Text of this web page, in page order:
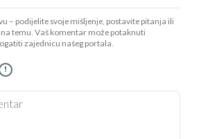
– podijelite svoje mišljenje, postavite pitanja ili
temu. Vaš komentar može potaknuti
zajednicu našeg portala.
!